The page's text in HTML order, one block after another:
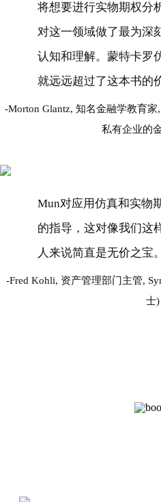
将想要进行实物期权分
对这一领域做了最为深
认知和理解。蒙特卡罗
就远远超过了这本书的
Morton Glantz, 知名金融学教育
私有企业的
Mun对应用仿真和实物
的指导，这对像我们这
人来说简直是无价之宝。
Fred Kohli, 资产管理部门主管,
士)